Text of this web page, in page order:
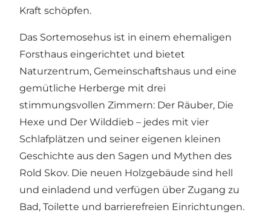
Kraft schöpfen.
Das Sortemosehus ist in einem ehemaligen
Forsthaus eingerichtet und bietet
Naturzentrum, Gemeinschaftshaus und eine
gemütliche Herberge mit drei
stimmungsvollen Zimmern: Der Räuber, Die
Hexe und Der Wilddieb – jedes mit vier
Schlafplätzen und seiner eigenen kleinen
Geschichte aus den Sagen und Mythen des
Rold Skov. Die neuen Holzgebäude sind hell
und einladend und verfügen über Zugang zu
Bad, Toilette und barrierefreien Einrichtungen.